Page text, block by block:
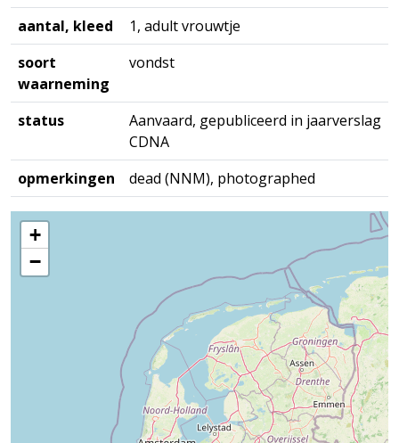
aantal, kleed
1, adult vrouwtje
soort
waarneming
vondst
status
Aanvaard, gepubliceerd in jaarverslag
CDNA
opmerkingen
dead (NNM), photographed
+
−